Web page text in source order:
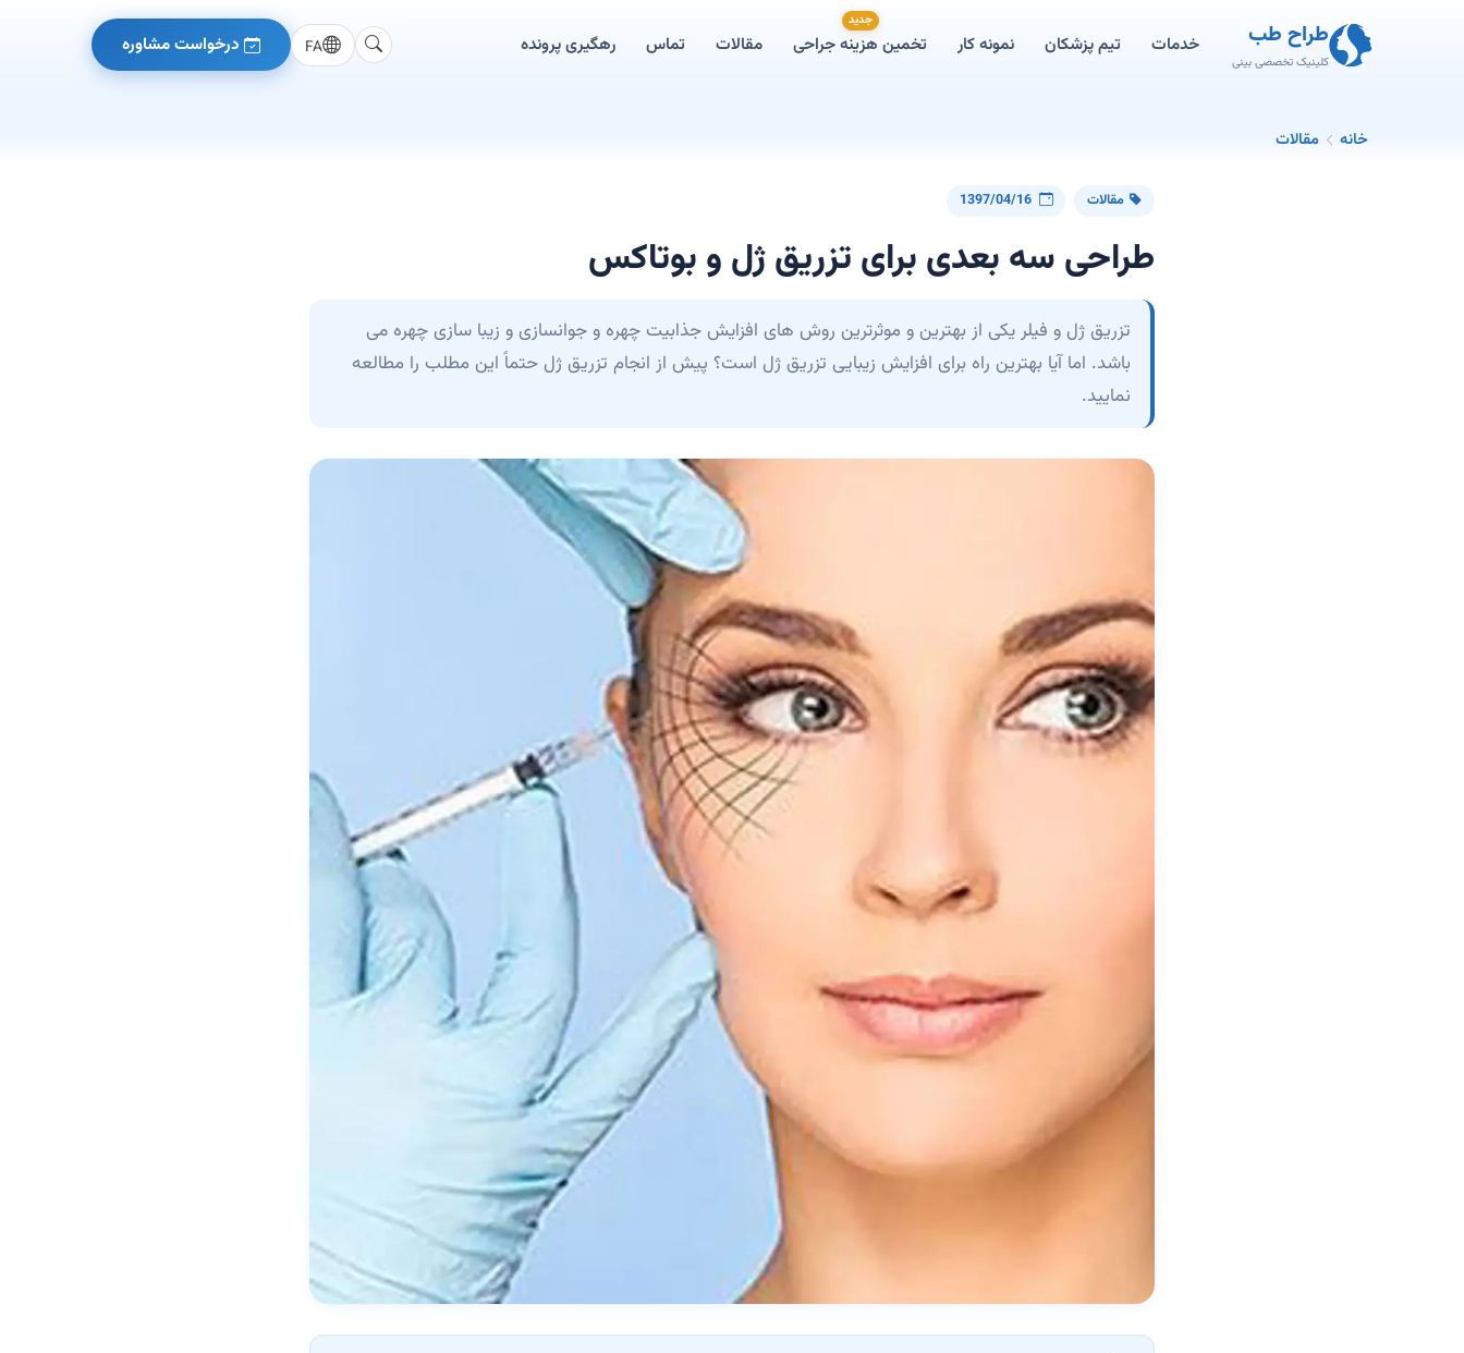
طراح طب
کلینیک تخصصی بینی
خدمات تیم پزشکان نمونه کار
جدید
تخمین هزینه جراحی مقالات تماس رهگیری پرونده FA درخواست مشاوره
خانه مقالات
مقالات 1397/04/16
طراحی سه بعدی برای تزریق ژل و بوتاکس
تزریق ژل و فیلر یکی از بهترین و موثرترین روش های افزایش جذابیت چهره و جوانسازی و زیبا سازی چهره می
باشد. اما آیا بهترین راه برای افزایش زیبایی تزریق ژل است؟ پیش از انجام تزریق ژل حتماً این مطلب را مطالعه
نمایید.